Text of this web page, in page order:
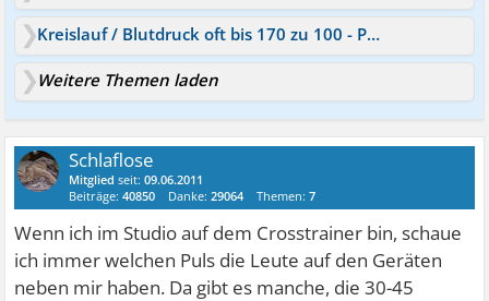
Kreislauf / Blutdruck oft bis 170 zu 100 - Puls unter 100
Weitere Themen laden
Schlaflose
Mitglied seit:09.06.2011
Beiträge:40850 Danke:29064 Themen:7
Wenn ich im Studio auf dem Crosstrainer bin, schaue
ich immer welchen Puls die Leute auf den Geräten
neben mir haben. Da gibt es manche, die 30-45